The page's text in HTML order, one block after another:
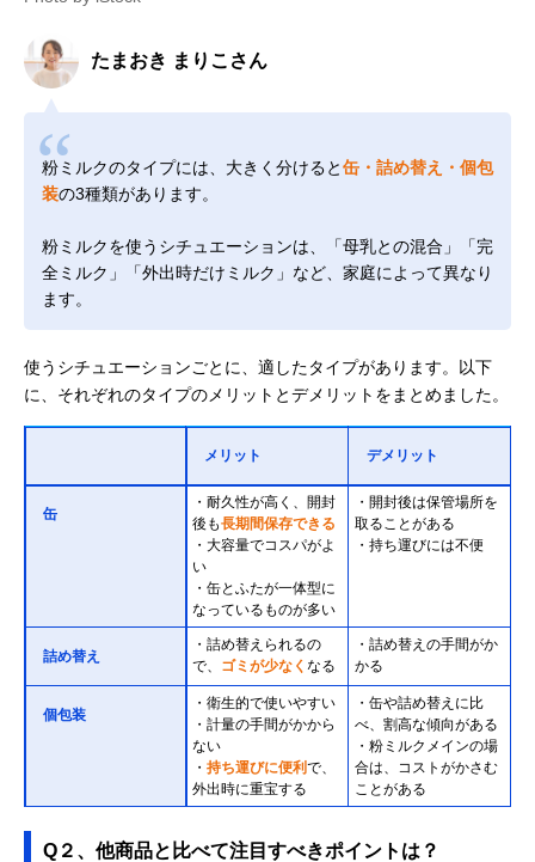
たまおき まりこさん
粉ミルクのタイプには、大きく分けると缶・詰め替え・個包
装の3種類があります。
粉ミルクを使うシチュエーションは、「母乳との混合」「完
全ミルク」「外出時だけミルク」など、家庭によって異なり
ます。
使うシチュエーションごとに、適したタイプがあります。以下
に、それぞれのタイプのメリットとデメリットをまとめました。
メリット デメリット
缶
・耐久性が高く、開封
後も長期間保存できる
・大容量でコスパがよ
い
・缶とふたが一体型に
なっているものが多い
・開封後は保管場所を
取ることがある
・持ち運びには不便
詰め替え
・詰め替えられるの
で、 ゴミが少なく なる
・詰め替えの手間がか
かる
個包装
・衛生的で使いやすい
・計量の手間がかから
ない
・ 持ち運びに便利で、
外出時に重宝する
・缶や詰め替えに比
べ、割高な傾向がある
・粉ミルクメインの場
合は、コストがかさむ
ことがある
Q２、他商品と比べて注目すべきポイントは？